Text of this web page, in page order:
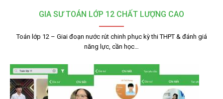
GIA SƯ TOÁN LỚP 12 CHẤT LƯỢNG CAO
Toán lớp 12 – Giai đoạn nước rút chinh phục kỳ thi THPT & đánh giá
năng lực, cần học…